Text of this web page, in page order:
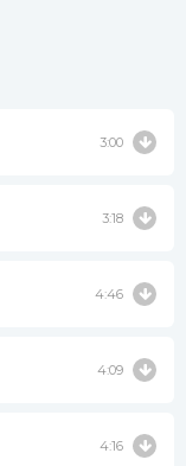
3:00
3:18
4:46
4:09
4:16